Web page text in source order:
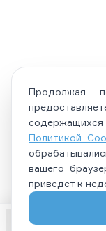
Продолжая
Политикой
вашего
приведет к